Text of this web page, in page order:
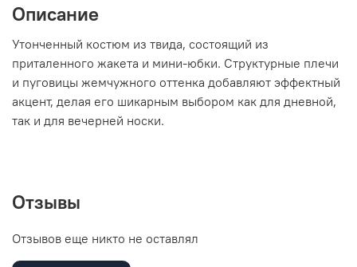
Описание
Утонченный костюм из твида, состоящий из
приталенного жакета и мини-юбки. Структурные плечи
и пуговицы жемчужного оттенка добавляют эффектный
акцент, делая его шикарным выбором как для дневной,
так и для вечерней носки.
Отзывы
Отзывов еще никто не оставлял